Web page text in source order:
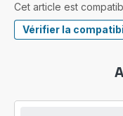
Cet article est
Vérifier la